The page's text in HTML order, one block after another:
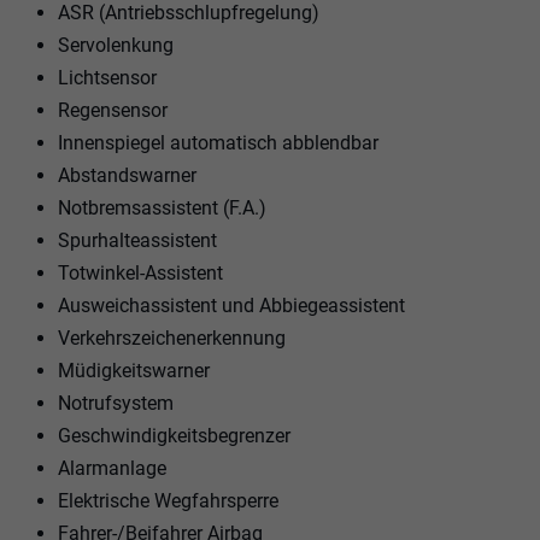
ASR (Antriebsschlupfregelung)
Servolenkung
Lichtsensor
Regensensor
Innenspiegel automatisch abblendbar
Abstandswarner
Notbremsassistent (F.A.)
Spurhalteassistent
Totwinkel-Assistent
Ausweichassistent und Abbiegeassistent
Verkehrszeichenerkennung
Müdigkeitswarner
Notrufsystem
Geschwindigkeitsbegrenzer
Alarmanlage
Elektrische Wegfahrsperre
Fahrer-/Beifahrer Airbag